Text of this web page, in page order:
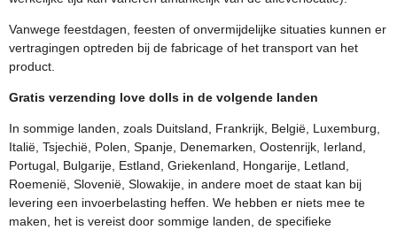
Vanwege feestdagen, feesten of onvermijdelijke situaties kunnen er
vertragingen optreden bij de fabricage of het transport van het
product.
Gratis verzending love dolls in de volgende landen
In sommige landen, zoals Duitsland, Frankrijk, België, Luxemburg,
Italië, Tsjechië, Polen, Spanje, Denemarken, Oostenrijk, Ierland,
Portugal, Bulgarije, Estland, Griekenland, Hongarije, Letland,
Roemenië, Slovenië, Slowakije, in andere moet de staat kan bij
levering een invoerbelasting heffen. We hebben er niets mee te
maken, het is vereist door sommige landen, de specifieke